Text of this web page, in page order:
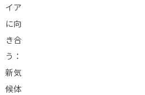
イア
に向
き合
う：
新気
候体